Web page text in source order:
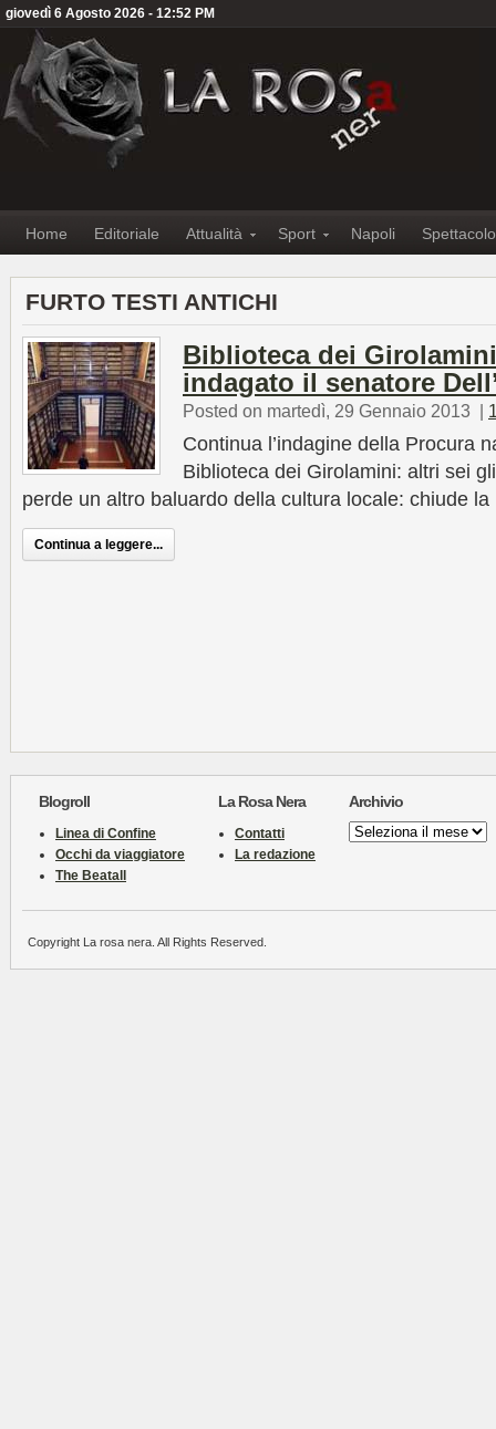
giovedì 6 Agosto 2026 - 12:52 PM
Home Editoriale Attualità Sport Napoli Spettacolo
FURTO TESTI ANTICHI
Biblioteca dei
indagato il senatore
Posted on martedì, 29 Gennaio 2013 |
Continua l’indagine della Procura
Biblioteca dei Girolamini: altri sei
perde un altro baluardo della cultura locale: chiude la
Continua a leggere...
Blogroll
Linea di Confine
Occhi da viaggiatore
The Beatall
La Rosa Nera
Contatti
La redazione
Archivio
Archivio
Copyright La rosa nera. All Rights Reserved.